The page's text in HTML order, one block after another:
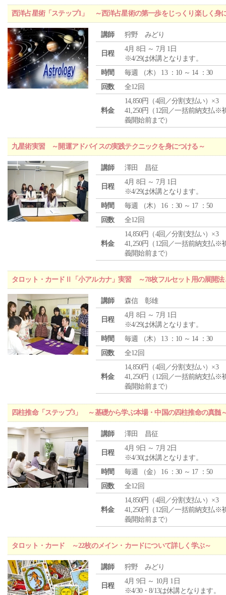
西洋占星術「ステップ1」 ～西洋占星術の第一歩をじっくり楽しく身
講師 狩野 みどり
日程
4月 8日 ～ 7月 1日
※4/29は休講となります。
時間
毎週 （木） 13 ：10 ～ 14 ：30
回数
全12回
料金
14,850円（4回／分割支払い）×3
41,250円（12回／一括前納支払※
義開始前まで）
九星術実習 ～開運アドバイスの実践テクニックを身につける～
講師 澤田 昌征
日程
4月 8日 ～ 7月 1日
※4/29は休講となります。
時間
毎週 （木） 16 ：30 ～ 17 ：50
回数
全12回
料金
14,850円（4回／分割支払い）×3
41,250円（12回／一括前納支払※
義開始前まで）
タロット・カードⅡ「小アルカナ」実習 ～78枚フルセット用の展開法
講師 森信 彰雄
日程
4月 8日 ～ 7月 1日
※4/29は休講となります。
時間
毎週 （木） 13 ：10 ～ 14 ：30
回数
全12回
料金
14,850円（4回／分割支払い）×3
41,250円（12回／一括前納支払※
義開始前まで）
四柱推命「ステップ3」 ～基礎から学ぶ本場・中国の四柱推命の真髄
講師 澤田 昌征
日程
4月 9日 ～ 7月 2日
※4/30は休講となります。
時間
毎週 （金） 16 ：30 ～ 17 ：50
回数
全12回
料金
14,850円（4回／分割支払い）×3
41,250円（12回／一括前納支払※
義開始前まで）
タロット・カード ～22枚のメイン・カードについて詳しく学ぶ～
講師 狩野 みどり
日程
4月 9日 ～ 10月 1日
※4/30・8/13は休講となります。